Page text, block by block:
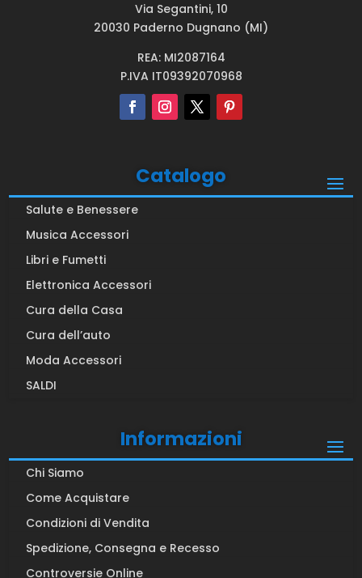
Via Segantini, 10
20030 Paderno Dugnano (MI)
REA: MI2087164
P.IVA IT09392070968
Catalogo
Salute e Benessere
Musica Accessori
Libri e Fumetti
Elettronica Accessori
Cura della Casa
Cura dell’auto
Moda Accessori
SALDI
Informazioni
Chi Siamo
Come Acquistare
Condizioni di Vendita
Spedizione, Consegna e Recesso
Controversie Online